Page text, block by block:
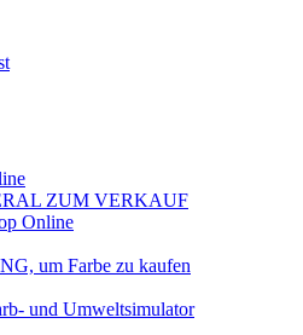
ZUM VERKAUF
Online
um Farbe zu kaufen
und Umweltsimulator